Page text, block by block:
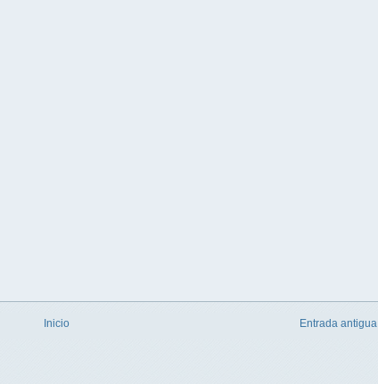
Entrada antigua
Inicio